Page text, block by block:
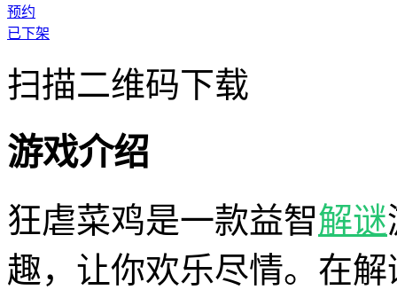
预约
已下架
扫描二维码下载
游戏介绍
狂虐菜鸡是一款益智解谜
趣，让你欢乐尽情。在